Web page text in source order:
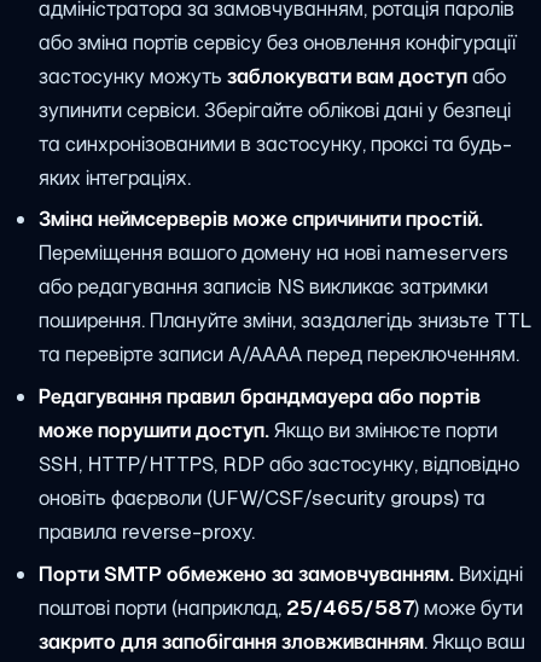
адміністратора за замовчуванням, ротація паролів
або зміна портів сервісу без оновлення конфігурації
застосунку можуть заблокувати вам доступабо
зупинити сервіси. Зберігайте облікові дані у безпеці
та синхронізованими в застосунку, проксі та будь-
яких інтеграціях.
Зміна неймсерверів може спричинити простій.
Переміщення вашого домену на нові nameservers
або редагування записів NS викликає затримки
поширення. Плануйте зміни, заздалегідь знизьте TTL
та перевірте записи A/AAAA перед переключенням.
Редагування правил брандмауера або портів
може порушити доступ.Якщо ви змінюєте порти
SSH, HTTP/HTTPS, RDP або застосунку, відповідно
оновіть фаєрволи (UFW/CSF/security groups) та
правила reverse-proxy.
Порти SMTP обмежено за замовчуванням.Вихідні
поштові порти (наприклад, 25/465/587) може бути
закрито для запобігання зловживанням. Якщо ваш